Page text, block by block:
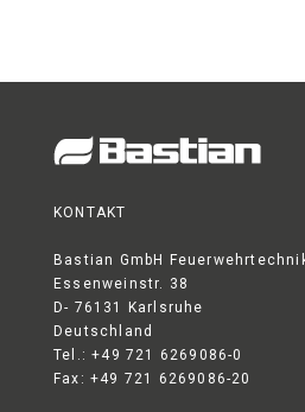
KONTAKT
Bastian GmbH
Essenweinstr. 38
D- 76131 Karlsruhe
Deutschland
Tel.: +49 721 6269086-0
Fax: +49 721 6269086-20